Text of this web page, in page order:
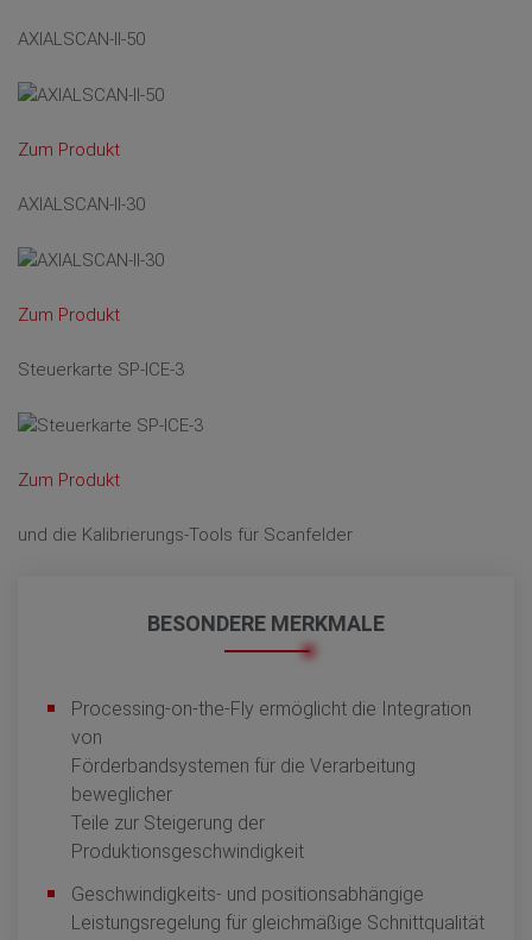
AXIALSCAN-II-50
Zum Produkt
AXIALSCAN-II-30
Zum Produkt
Steuerkarte SP-ICE-3
Zum Produkt
und die Kalibrierungs-Tools für Scanfelder
BESONDERE MERKMALE
Processing-on-the-Fly ermöglicht die Integration
von
Förderbandsystemen für die Verarbeitung
beweglicher
Teile zur Steigerung der
Produktionsgeschwindigkeit
Geschwindigkeits- und positionsabhängige
Leistungsregelung für gleichmäßige Schnittqualität